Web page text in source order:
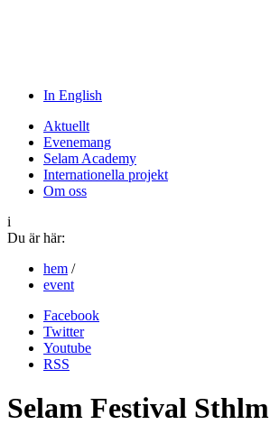
In English
Aktuellt
Evenemang
Selam Academy
Internationella projekt
Om oss
i
Du är här:
hem /
event
Facebook
Twitter
Youtube
RSS
Selam Festival Sthlm